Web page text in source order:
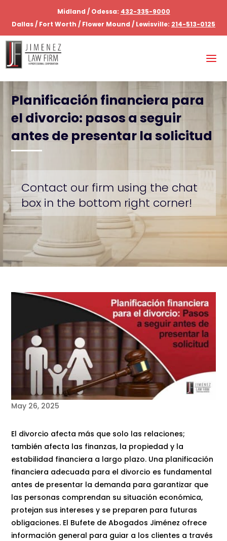
Midland / Odessa: 432-335-9000
Dallas / Fort Worth / Flower Mound / Lewisville: 214-513-0125
Planificación financiera para
el divorcio: pasos a seguir
antes de presentar la solicitud
Contact our firm using the chat
box in the bottom right corner!
May 26, 2025
El divorcio afecta más que solo las relaciones;
también afecta las finanzas, la propiedad y la
estabilidad financiera a largo plazo. Una planificación
financiera adecuada para el divorcio es fundamental
antes de presentar la demanda para garantizar que
las personas comprendan su situación económica,
protejan sus intereses y se preparen para futuras
obligaciones. El Bufete de Abogados Jiménez ofrece
información general para guiar a los clientes a través